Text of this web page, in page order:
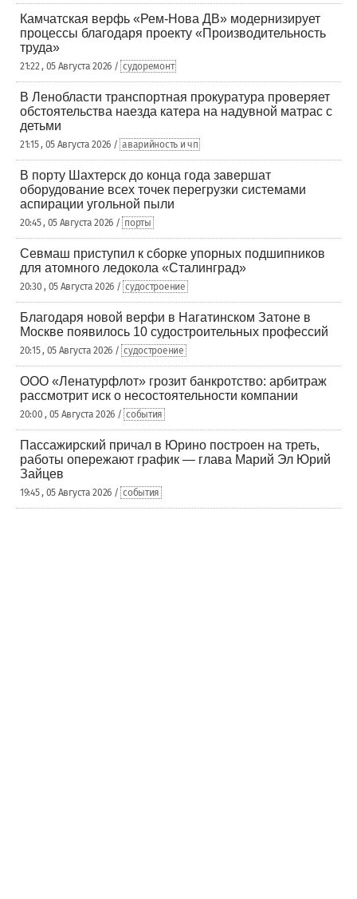
Камчатская верфь «Рем-Нова ДВ» модернизирует
процессы благодаря проекту «Производительность
труда»
21:22 , 05 Августа 2026 / судоремонт
В Ленобласти транспортная прокуратура проверяет
обстоятельства наезда катера на надувной матрас с
детьми
21:15 , 05 Августа 2026 / аварийность и чп
В порту Шахтерск до конца года завершат
оборудование всех точек перегрузки системами
аспирации угольной пыли
20:45 , 05 Августа 2026 / порты
Севмаш приступил к сборке упорных подшипников
для атомного ледокола «Сталинград»
20:30 , 05 Августа 2026 / судостроение
Благодаря новой верфи в Нагатинском Затоне в
Москве появилось 10 судостроительных профессий
20:15 , 05 Августа 2026 / судостроение
ООО «Ленатурфлот» грозит банкротство: арбитраж
рассмотрит иск о несостоятельности компании
20:00 , 05 Августа 2026 / события
Пассажирский причал в Юрино построен на треть,
работы опережают график — глава Марий Эл Юрий
Зайцев
19:45 , 05 Августа 2026 / события